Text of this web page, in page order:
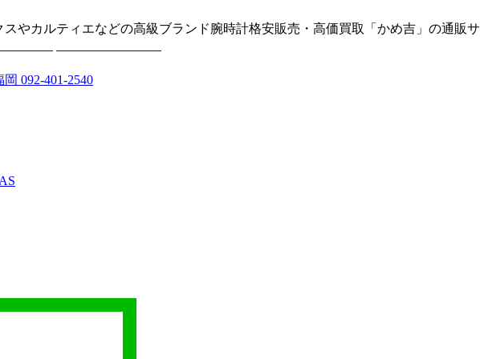
やカルティエなどの高級ブランド腕時計格安販売・高価買取「かめ吉」の通販
岡 092-401-2540